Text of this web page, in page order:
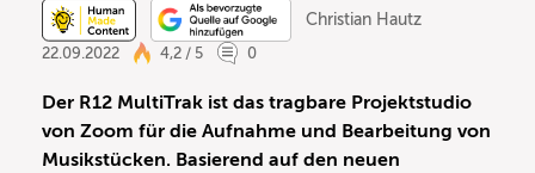
Christian Hautz
22.09.2022
4,2 / 5 0
Der R12 MultiTrak ist das tragbare Projektstudio
von Zoom für die Aufnahme und Bearbeitung von
Musikstücken. Basierend auf den neuen